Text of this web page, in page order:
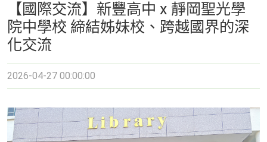
【國際交流】新豐高中 x 靜岡聖光學
院中學校 締結姊妹校、跨越國界的深
化交流
2026-04-27 00:00:00